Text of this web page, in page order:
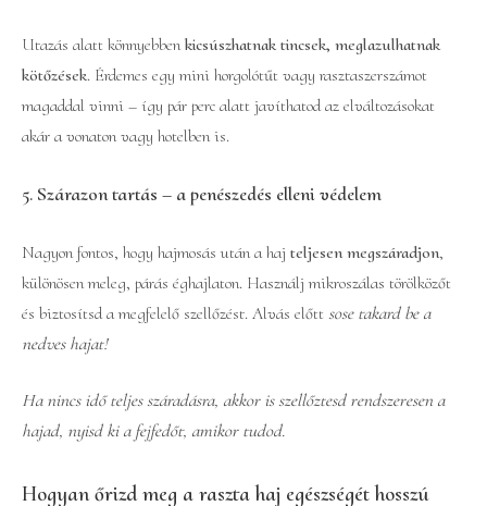
Utazás alatt könnyebben kicsúszhatnak tincsek, meglazulhatnak
kötőzések. Érdemes egy mini horgolótűt vagy rasztaszerszámot
magaddal vinni – így pár perc alatt javíthatod az elváltozásokat
akár a vonaton vagy hotelben is.
5. Szárazon tartás – a penészedés elleni védelem
Nagyon fontos, hogy hajmosás után a haj teljesen megszáradjon,
különösen meleg, párás éghajlaton. Használj mikroszálas törölközőt
és biztosítsd a megfelelő szellőzést. Alvás előtt sose takard be a
nedves hajat!
Ha nincs idő teljes száradásra, akkor is szellőztesd rendszeresen a
hajad, nyisd ki a fejfedőt, amikor tudod.
Hogyan őrizd meg a raszta haj egészségét hosszú